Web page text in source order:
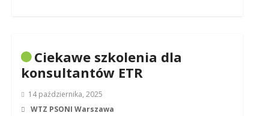
Ciekawe szkolenia dla
konsultantów ETR
14 października, 2025
WTZ PSONI Warszawa